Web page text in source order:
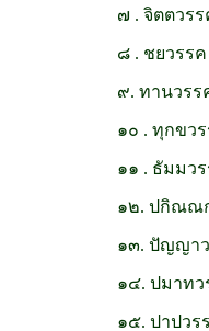
๗ . จิตตวร
๘ . ชยวรร
๙. ทานวร
๑๐ . ทุกขว
๑๑ . ธัมมว
๑๒. ปกิณณ
๑๓. ปัญญา
๑๔. ปมาท
๑๕. ปาปวร